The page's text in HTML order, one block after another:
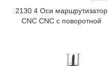
2130 4 Оси маршрутизатор
CNC CNC с поворотной